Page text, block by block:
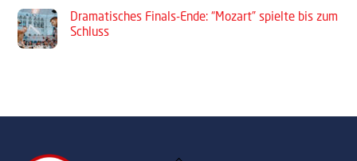
Dramatisches Finals-Ende: “Mozart” spielte bis zum
Schluss